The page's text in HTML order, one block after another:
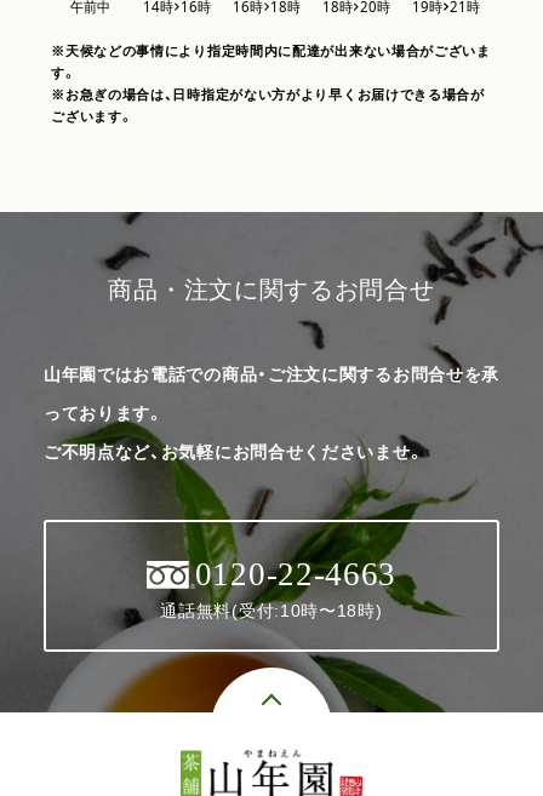
※天候などの事情により指定時間内に配達が出来ない場合がございま
す。
※お急ぎの場合は、日時指定がない方がより早くお届けできる場合が
ございます。
商品・注文に関するお問合せ
山年園ではお電話での商品・ご注文に関するお問合せを承
っております。
ご不明点など、お気軽にお問合せくださいませ。
0120-22-4663
通話無料(受付:10時〜18時)